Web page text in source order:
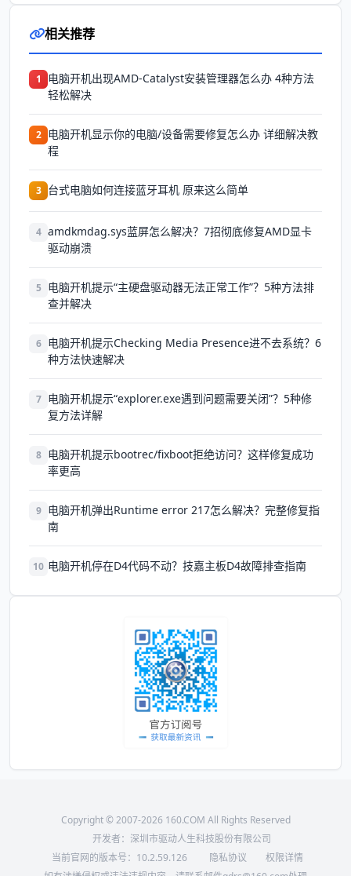
相关推荐
1
电脑开机出现AMD-Catalyst安装管理器怎么办 4种方法
轻松解决
2 电脑开机显示你的电脑/设备需要修复怎么办 详细解决教
程
3 台式电脑如何连接蓝牙耳机 原来这么简单
4 amdkmdag.sys蓝屏怎么解决？7招彻底修复AMD显卡
驱动崩溃
5 电脑开机提示“主硬盘驱动器无法正常工作”？5种方法排
查并解决
6 电脑开机提示Checking Media Presence进不去系统？6
种方法快速解决
7 电脑开机提示“explorer.exe遇到问题需要关闭”？5种修
复方法详解
8 电脑开机提示bootrec/fixboot拒绝访问？这样修复成功
率更高
9 电脑开机弹出Runtime error 217怎么解决？完整修复指
南
10 电脑开机停在D4代码不动？技嘉主板D4故障排查指南
Copyright © 2007-2026 160.COM All Rights Reserved
开发者：深圳市驱动人生科技股份有限公司
当前官网的版本号： 10.2.59.126 隐私协议
权限详情